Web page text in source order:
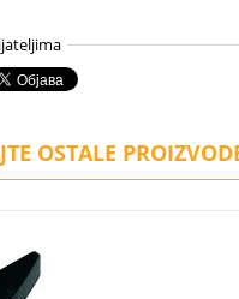
OSTALE